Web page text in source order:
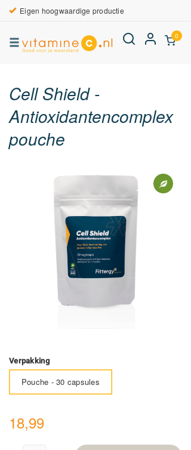
Eigen hoogwaardige productie
0
Cell Shield -
Antioxidantencomplex
pouche
Verpakking
Pouche - 30 capsules
18,99